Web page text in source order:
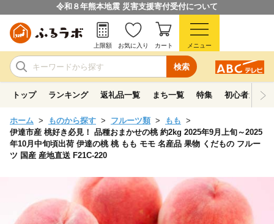
令和８年熊本地震 災害支援寄付受付について
検索
上限額 お気に入り カート メニュー
トップ ランキング 返礼品一覧 まち一覧 特集 初心者ガイド
ホーム ものから探す フルーツ類
もも
伊達市産 桃好き必見！ 品種おまかせの桃 約2kg 2025年9月上旬～2025
年10月中旬頃出荷 伊達の桃 桃 もも モモ 名産品 果物 くだもの フルー
ツ 国産 産地直送 F21C-220